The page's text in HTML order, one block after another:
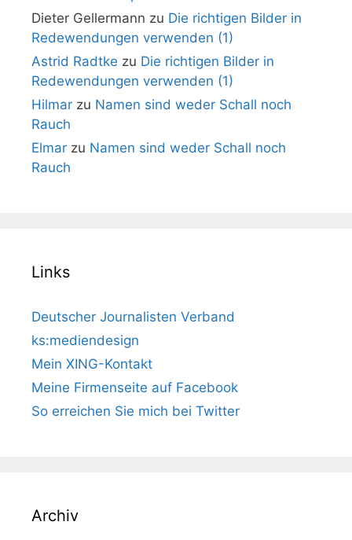
Dieter Gellermann zu Die richtigen Bilder in
Redewendungen verwenden (1)
Astrid Radtke zu Die richtigen Bilder in
Redewendungen verwenden (1)
Hilmar zu Namen sind weder Schall noch
Rauch
Elmar zu Namen sind weder Schall noch
Rauch
Links
Deutscher Journalisten Verband
ks:mediendesign
Mein XING-Kontakt
Meine Firmenseite auf Facebook
So erreichen Sie mich bei Twitter
Archiv